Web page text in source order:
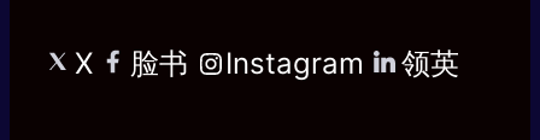
X 脸书 Instagram 领英